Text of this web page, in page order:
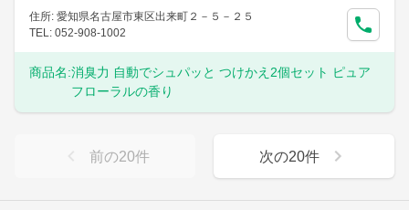
住所: 愛知県名古屋市東区出来町２－５－２５
TEL: 052-908-1002
商品名:消臭力 自動でシュパッと つけかえ2個セット ピュア
フローラルの香り
前の20件 次の20件